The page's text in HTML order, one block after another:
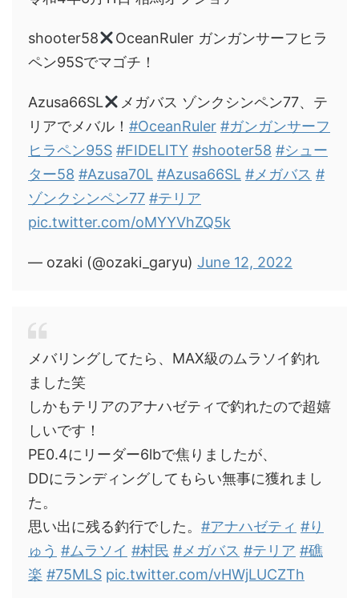
shooter58
OceanRuler ガンガンサーフヒラ
ペン95Sでマゴチ！
Azusa66SL
メガバス ゾンクシンペン77、テ
リアでメバル！ #OceanRuler #ガンガンサーフ
ヒラペン95S #FIDELITY #shooter58 #シュー
ター58 #Azusa70L #Azusa66SL #メガバス #
ゾンクシンペン77 #テリア
pic.twitter.com/oMYYVhZQ5k
— ozaki (@ozaki_garyu) June 12, 2022
メバリングしてたら、MAX級のムラソイ釣れ
ました笑
しかもテリアのアナハゼティで釣れたので超嬉
しいです！
PE0.4にリーダー6lbで焦りましたが、
DDにランディングしてもらい無事に獲れまし
た。
思い出に残る釣行でした。 #アナハゼティ #り
ゅう #ムラソイ #村民 #メガバス #テリア #礁
楽 #75MLS pic.twitter.com/vHWjLUCZTh